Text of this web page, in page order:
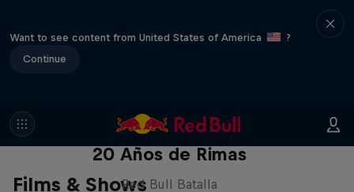
Want to see content from United States of America
?
Continue
Films & Shows
Red Bull Batalla Nueva Historia:
20 Años de Rimas
Red Bull Batalla